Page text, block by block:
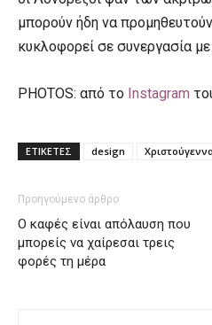
μπορούν ήδη να
κυκλοφορεί σε συνεργασία
PHOTOS: από το Instagram
ΕΤΙΚΕΤΕΣ design
Προηγούμενο άρθρο
Ο καφές είναι απόλαυση που
μπορείς να χαίρεσαι τρεις
φορές τη μέρα